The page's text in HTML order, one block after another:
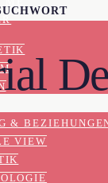
&
VIEW